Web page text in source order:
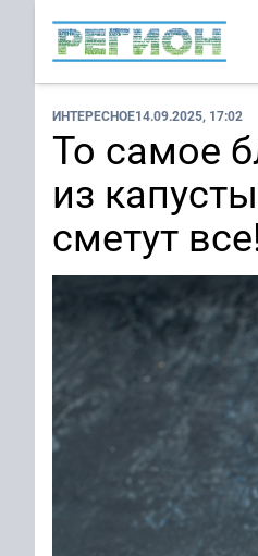
ИНТЕРЕСНОЕ14.09.2025, 17:02
То самое
из
сметут